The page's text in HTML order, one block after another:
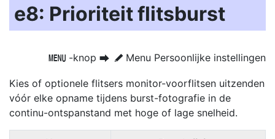
e8: Prioriteit flitsburst
G -knop U A Menu Persoonlijke instellingen
Kies of optionele flitsers monitor-voorflitsen uitzenden
vóór elke opname tijdens burst-fotografie in de
continu-ontspanstand met hoge of lage snelheid.